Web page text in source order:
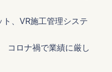
、VR施工管理システ
コロナ禍で業績に厳し